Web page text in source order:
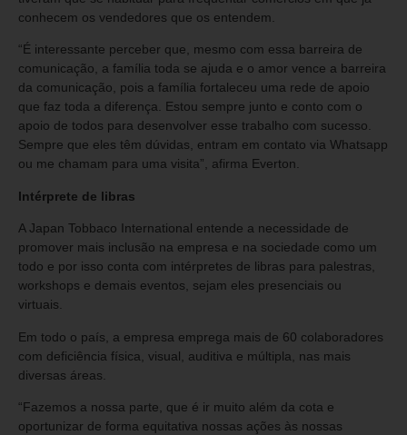
conhecem os vendedores que os entendem.
“É interessante perceber que, mesmo com essa barreira de
comunicação, a família toda se ajuda e o amor vence a barreira
da comunicação, pois a família fortaleceu uma rede de apoio
que faz toda a diferença. Estou sempre junto e conto com o
apoio de todos para desenvolver esse trabalho com sucesso.
Sempre que eles têm dúvidas, entram em contato via Whatsapp
ou me chamam para uma visita”, afirma Everton.
Intérprete de libras
A Japan Tobbaco International entende a necessidade de
promover mais inclusão na empresa e na sociedade como um
todo e por isso conta com intérpretes de libras para palestras,
workshops e demais eventos, sejam eles presenciais ou
virtuais.
Em todo o país, a empresa emprega mais de 60 colaboradores
com deficiência física, visual, auditiva e múltipla, nas mais
diversas áreas.
“Fazemos a nossa parte, que é ir muito além da cota e
oportunizar de forma equitativa nossas ações às nossas